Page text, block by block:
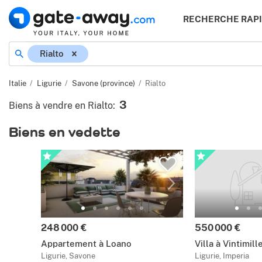
RECHERCHE
Rialto
Italie Ligurie Savone (province) Rialto
Biens à vendre en Rialto: 3
Biens en vedette
248 000 €
Appartement à Loano
Ligurie, Savone
550 000 €
Villa à
Ligurie, Imperia